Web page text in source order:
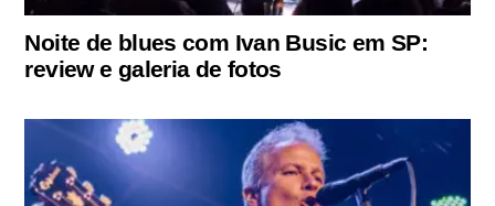
Noite de blues com Ivan Busic em SP:
review e galeria de fotos